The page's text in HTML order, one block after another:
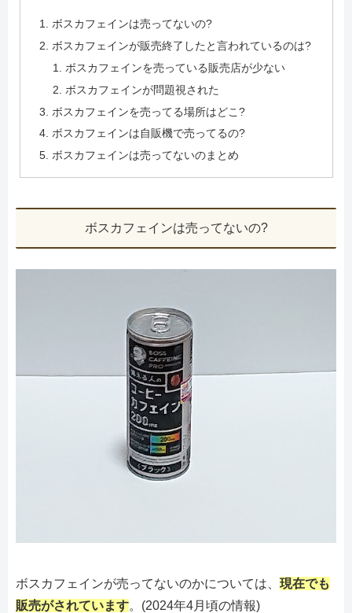
ボスカフェインは売ってないの?
ボスカフェインが販売終了したと言われているのは?
ボスカフェインを売っている販売店が少ない
ボスカフェインが問題視された
ボスカフェインを売ってる場所はどこ?
ボスカフェインは自販機で売ってるの?
ボスカフェインは売ってないのまとめ
ボスカフェインは売ってないの?
ボスカフェインが売ってないのかについては、 現在でも
販売がされています。(2024年4月頃の情報)